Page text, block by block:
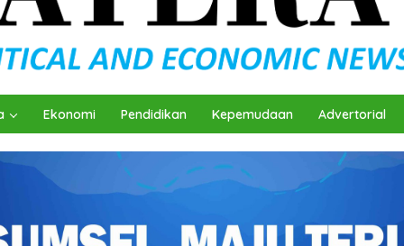
Ekonomi Pendidikan Kepemudaan Advertorial